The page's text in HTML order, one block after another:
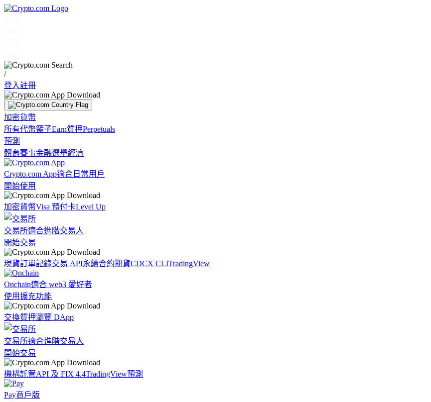
/
登入註冊
加密貨幣
所有代幣籃子Earn質押Perpetuals
預測
體育賽事金融選舉經濟
Crypto.com App適合日常用戶
開始使用
加密貨幣Visa 預付卡Level Up
交易所適合進階交易人
開始交易
現貨訂單記錄交易 API永續合約期貨CDCX CLITradingView
Onchain適合 web3 愛好者
使用擴充功能
交換質押瀏覽 DApp
交易所適合進階交易人
開始交易
機構託管API 及 FIX 4.4TradingView預測
Pay商戶版